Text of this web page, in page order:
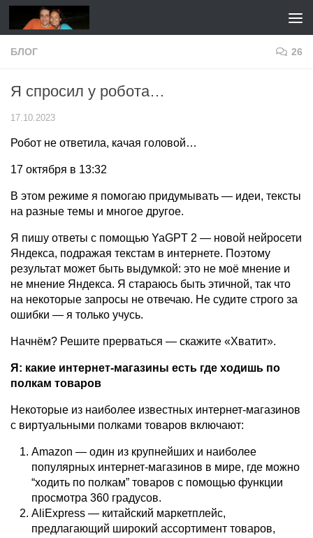
Перейти к содержимому
БЛОГ 26
Я спросил у робота…
17.10.2023
Робот не ответила, качая головой…
17 октября в 13:32
В этом режиме я помогаю придумывать — идеи, тексты
на разные темы и многое другое.
Я пишу ответы с помощью YaGPT 2 — новой нейросети
Яндекса, подражая текстам в интернете. Поэтому
результат может быть выдумкой: это не моё мнение и
не мнение Яндекса. Я стараюсь быть этичной, так что
на некоторые запросы не отвечаю. Не судите строго за
ошибки — я только учусь.
Начнём? Решите прерваться — скажите «Хватит».
Я: какие интернет-магазины есть где ходишь по
полкам товаров
Некоторые из наиболее известных интернет-магазинов
с виртуальными полками товаров включают:
Amazon — один из крупнейших и наиболее
популярных интернет-магазинов в мире, где можно
“ходить по полкам” товаров с помощью функции
просмотра 360 градусов.
AliExpress — китайский маркетплейс,
предлагающий широкий ассортимент товаров,